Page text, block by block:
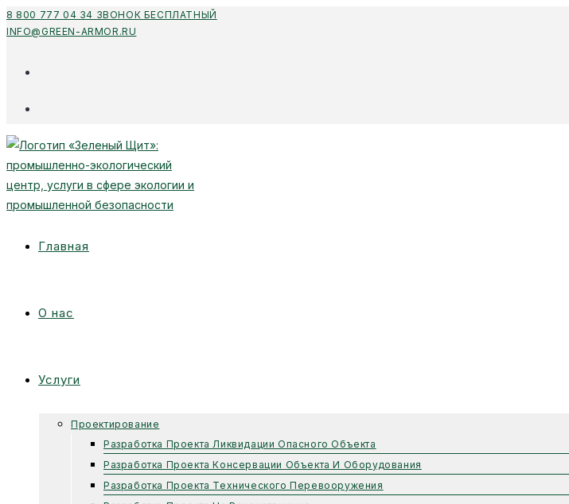
Перейти
к
8 800 777 04 34 ЗВОНОК БЕСПЛАТНЫЙ
INFO@GREEN-ARMOR.RU
Главная
О нас
Услуги
Проектирование
Разработка Проекта Ликвидации Опасного Объекта
Разработка Проекта Консервации Объекта И Оборудования
Разработка Проекта Технического Перевооружения